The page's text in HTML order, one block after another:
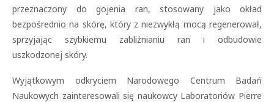
przeznaczony do gojenia ran, stosowany jako okład
bezpośrednio na skórę, który z niezwykłą mocą regenerował,
sprzyjając szybkiemu zabliźnianiu ran i odbudowie
uszkodzonej skóry.
Wyjątkowym odkryciem Narodowego Centrum Badań
Naukowych zainteresowali się naukowcy Laboratoriów Pierre